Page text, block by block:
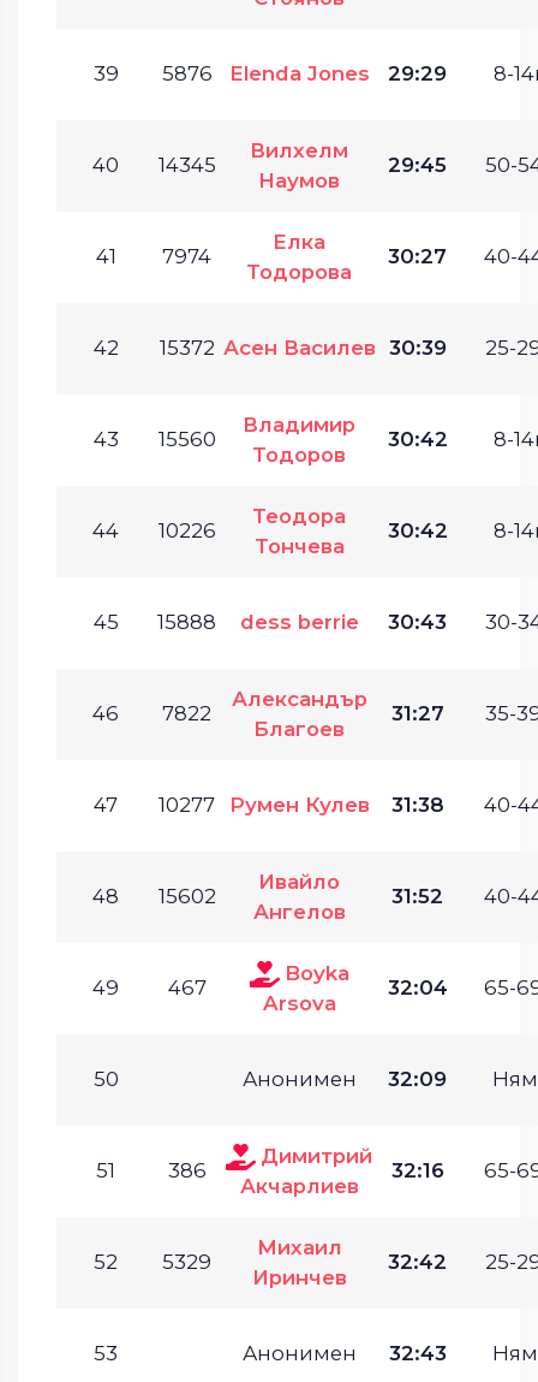
39 5876 Elenda Jones 29:29 8-
40 14345
Вилхелм
Наумов
29:45 50-
41 7974
Елка
Тодорова
30:27 40-
42 15372 Асен Василев 30:39 25-
43 15560
Владимир
Тодоров
30:42 8-
44 10226
Теодора
Тончева
30:42 8-
45 15888 dess berrie 30:43 30-
46 7822
Александър
Благоев
31:27 35-
47 10277 Румен Кулев 31:38 40-
48 15602
Ивайло
Ангелов
31:52 40-
49 467
Boyka
Arsova
32:04 65-
50 Анонимен 32:09
51 386
Димитрий
Акчарлиев
32:16 65-
52 5329
Михаил
Иринчев
32:42 25-
53 Анонимен 32:43